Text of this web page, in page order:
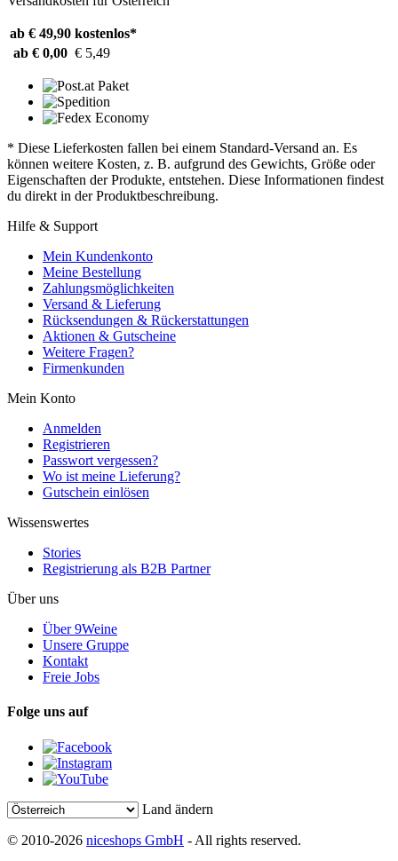
ab € 49,90 kostenlos*
ab € 0,00 € 5,49
* Diese Lieferkosten fallen bei einem Standard-Versand an. Es
können weitere Kosten, z. B. aufgrund des Gewichts, Größe oder
Eigenschaften der Produkte, entstehen. Diese Informationen findest
du direkt in der Produktbeschreibung.
Hilfe & Support
Mein Kundenkonto
Meine Bestellung
Zahlungsmöglichkeiten
Versand & Lieferung
Rücksendungen & Rückerstattungen
Aktionen & Gutscheine
Weitere Fragen?
Firmenkunden
Mein Konto
Anmelden
Registrieren
Passwort vergessen?
Wo ist meine Lieferung?
Gutschein einlösen
Wissenswertes
Stories
Registrierung als B2B Partner
Über uns
Über 9Weine
Unsere Gruppe
Kontakt
Freie Jobs
Folge uns auf
Land ändern
© 2010-2026 niceshops GmbH - All rights reserved.